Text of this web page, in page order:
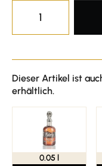
Dieser Artikel ist
erhältlich.
0.05 l